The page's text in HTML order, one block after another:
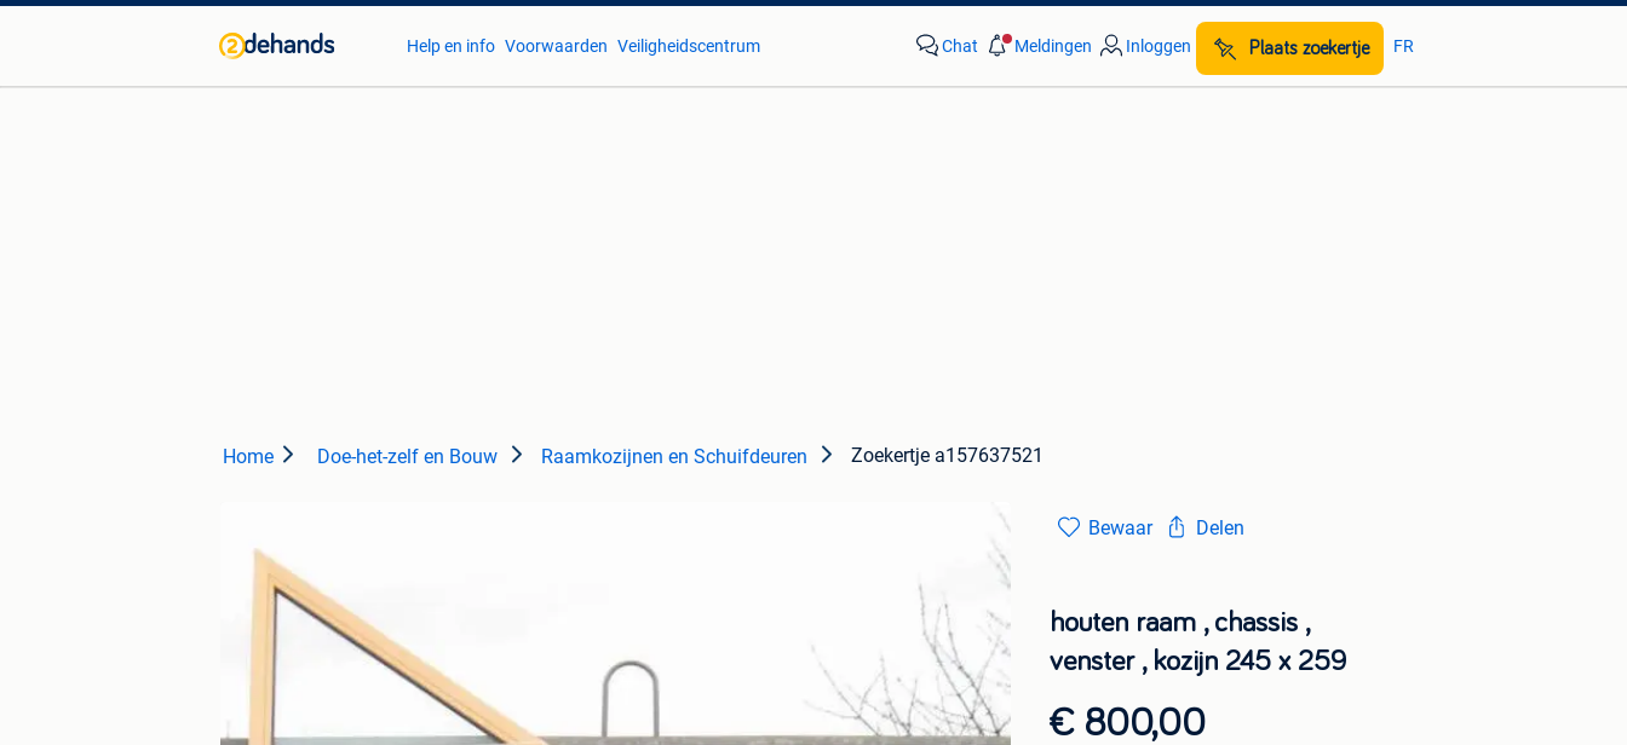
Help en info Voorwaarden Veiligheidscentrum Chat Meldingen Inloggen Plaats zoekertje FR
Home Doe-het-zelf en Bouw Raamkozijnen en Schuifdeuren Zoekertje a157637521
Bewaar Delen
houten raam , chassis ,
venster , kozijn 245 x 259
€ 800,00